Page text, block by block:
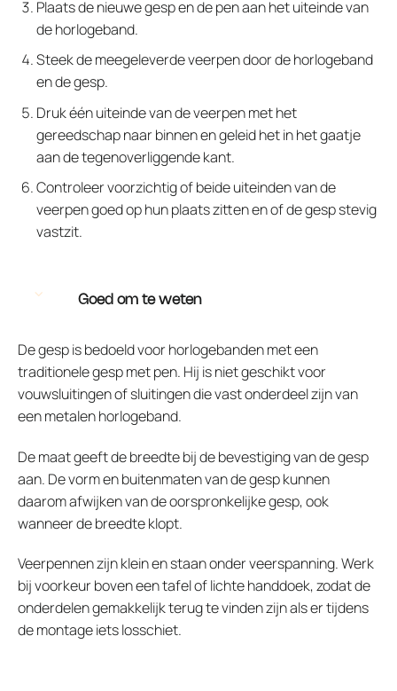
Plaats de nieuwe gesp en de pen aan het uiteinde van
de horlogeband.
Steek de meegeleverde veerpen door de horlogeband
en de gesp.
Druk één uiteinde van de veerpen met het
gereedschap naar binnen en geleid het in het gaatje
aan de tegenoverliggende kant.
Controleer voorzichtig of beide uiteinden van de
veerpen goed op hun plaats zitten en of de gesp stevig
vastzit.
Goed om te weten
De gesp is bedoeld voor horlogebanden met een
traditionele gesp met pen. Hij is niet geschikt voor
vouwsluitingen of sluitingen die vast onderdeel zijn van
een metalen horlogeband.
De maat geeft de breedte bij de bevestiging van de gesp
aan. De vorm en buitenmaten van de gesp kunnen
daarom afwijken van de oorspronkelijke gesp, ook
wanneer de breedte klopt.
Veerpennen zijn klein en staan onder veerspanning. Werk
bij voorkeur boven een tafel of lichte handdoek, zodat de
onderdelen gemakkelijk terug te vinden zijn als er tijdens
de montage iets losschiet.